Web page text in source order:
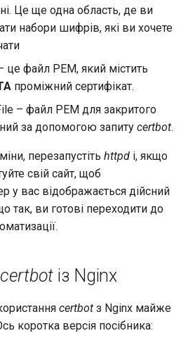
Це ще одна область, де ви
набори шифрів, які ви хочете
це файл PEM, який містить
проміжний сертифікат.
– файл PEM для закритого
за допомогою запиту certbot.
перезапустіть httpd і, якщо
свій сайт, щоб
у вас відображається дійсний
так, ви готові переходити до
certbot із Nginx
certbot з Nginx майже
коротка версія посібника: